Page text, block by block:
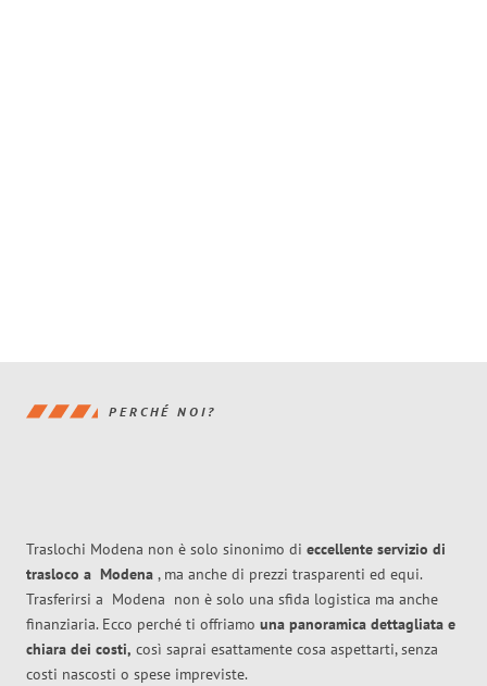
PERCHÉ NOI?
Traslochi Modena non è solo sinonimo di eccellente servizio di
trasloco a Modena , ma anche di prezzi trasparenti ed equi.
Trasferirsi a Modena non è solo una sfida logistica ma anche
finanziaria. Ecco perché ti offriamo una panoramica dettagliata e
chiara dei costi, così saprai esattamente cosa aspettarti, senza
costi nascosti o spese impreviste.